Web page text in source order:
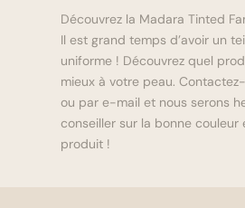
Découvrez la Madara Tinted
Il est grand temps d’avoir un
uniforme ! Découvrez quel
mieux à votre peau.
ou par e-mail et nous serons
conseiller sur la bonne couleur
produit !